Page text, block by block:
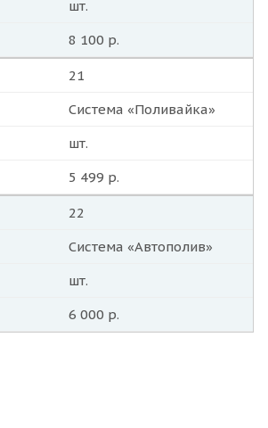
шт.
8 100 р.
21
Система «Поливайка»
шт.
5 499 р.
22
Система «Автополив»
шт.
6 000 р.